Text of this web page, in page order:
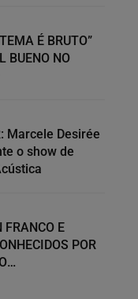
É BRUTO”
BUENO NO
Marcele Desirée
o show de
FRANCO E
POR